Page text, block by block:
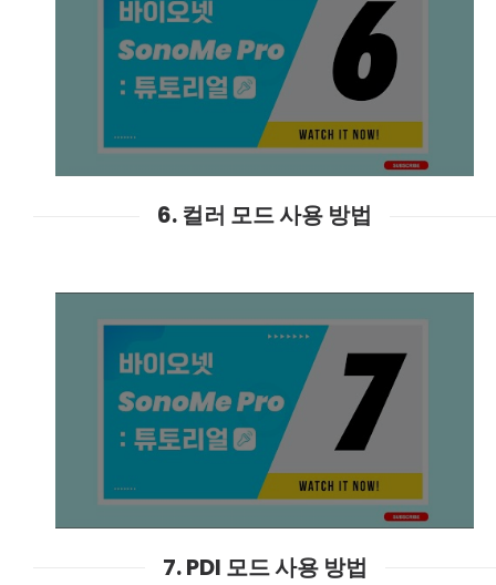
6. 컬러 모드 사용 방법
7. PDI 모드 사용 방법